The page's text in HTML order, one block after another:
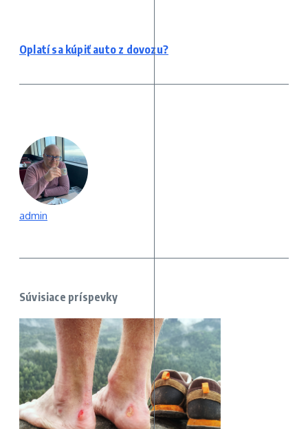
Oplatí sa kúpiť auto z dovozu?
admin
Súvisiace príspevky